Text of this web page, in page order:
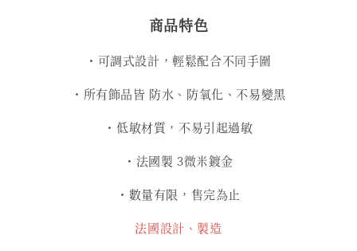
商品特色
・可調式設計，輕鬆配合不同手圍
・所有飾品皆 防水、防氧化、不易變黑
・低敏材質，不易引起過敏
・法國製 3微米鍍金
・數量有限，售完為止
法國設計、製造